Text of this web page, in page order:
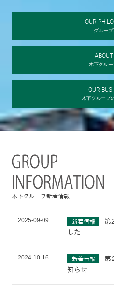
OUR
グルー
ABOUT
木下グルー
OUR
木下グループ
木下グループ新着情報
2025-09-09 新着情報
第
した
2024-10-16 新着情報
第
知らせ